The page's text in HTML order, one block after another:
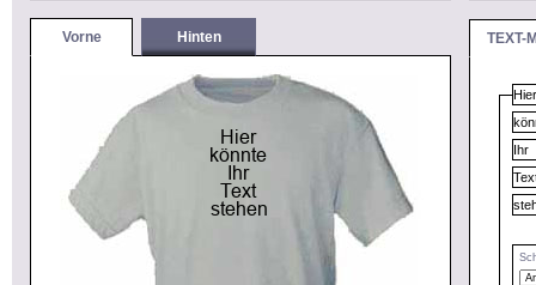
Vorne Hinten TEXT-